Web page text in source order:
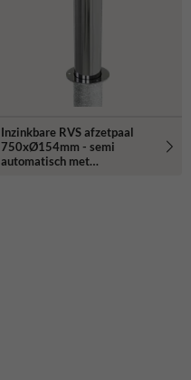
Inzinkbare RVS afzetpaal
750xØ154mm - semi
automatisch met